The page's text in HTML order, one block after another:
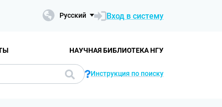
Русский Вход в систему
НАУЧНАЯ БИБЛИОТЕКА НГУ
Инструкция по поиску